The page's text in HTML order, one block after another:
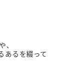
あるを綴って